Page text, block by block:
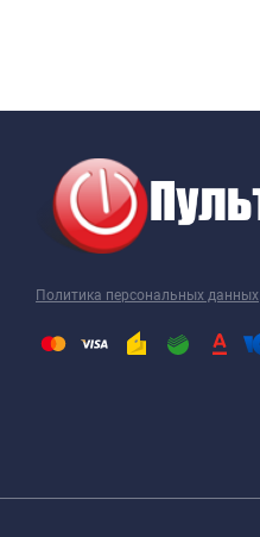
Политика персональных данных